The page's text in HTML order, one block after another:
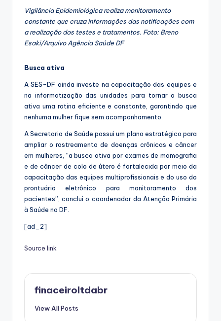
Vigilância Epidemiológica realiza monitoramento
constante que cruza informações das notificações com
a realização dos testes e tratamentos. Foto: Breno
Esaki/Arquivo Agência Saúde DF
Busca ativa
A SES-DF ainda investe na capacitação das equipes e
na informatização das unidades para tornar a busca
ativa uma rotina eficiente e constante, garantindo que
nenhuma mulher fique sem acompanhamento.
A Secretaria de Saúde possui um plano estratégico para
ampliar o rastreamento de doenças crônicas e câncer
em mulheres, “a busca ativa por exames de mamografia
e de câncer de colo de útero é fortalecida por meio da
capacitação das equipes multiprofissionais e do uso do
prontuário eletrônico para monitoramento dos
pacientes”, conclui o coordenador da Atenção Primária
à Saúde no DF.
[ad_2]
Source link
finaceiroltdabr
View All Posts